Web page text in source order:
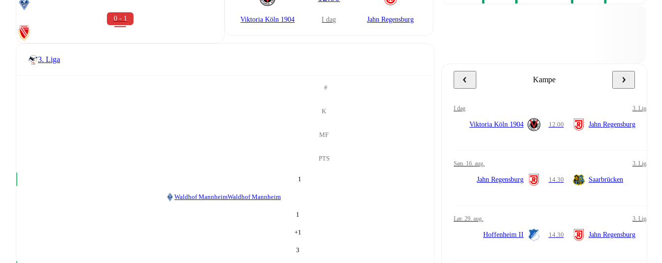
0 - 1 Viktoria Köln 1904 i dag Jahn Regensburg
3. Liga
#
K
MF
PTS
1
Waldhof MannheimWaldhof Mannheim
1
+1
3
Kampe
i dag 3. Liga
Viktoria Köln 1904 12.00 Jahn Regensburg
søn. 16. aug. 3. Liga
Jahn Regensburg 14.30 Saarbrücken
lør. 29. aug. 3. Liga
Hoffenheim II 14.30 Jahn Regensburg